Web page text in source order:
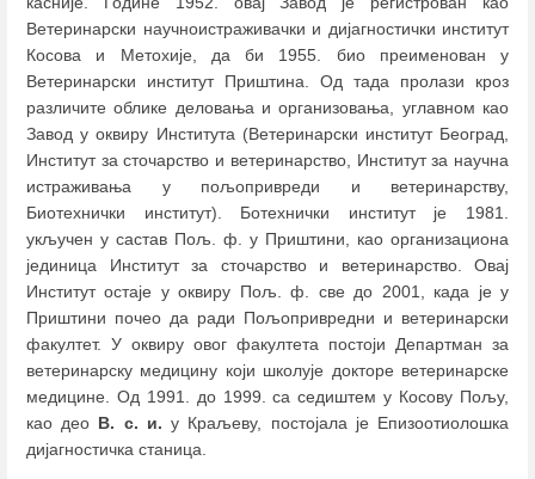
Ветеринарски научноистраживачки и дијагностички институт
Косова и Метохије, да би 1955. био преименован у
Ветеринарски институт Приштина. Од тада пролази кроз
различите облике деловања и организовања, углавном као
Завод у оквиру Института (Ветеринарски институт Београд,
Институт за сточарство и ветеринарство, Институт за научна
истраживања у пољопривреди и ветеринарству,
Биотехнички институт). Ботехнички институт је 1981.
укључен у састав Пољ. ф. у Приштини, као организациона
јединица Институт за сточарство и ветеринарство. Овај
Институт остаје у оквиру Пољ. ф. све до 2001, када је у
Приштини почео да ради Пољопривредни и ветеринарски
факултет. У оквиру овог факултета постоји Департман за
ветеринарску медицину који школује докторе ветеринарске
медицине. Од 1991. до 1999. са седиштем у Косову Пољу,
као део В. с. и. у Краљеву, постојала је Епизоотиолошка
дијагностичка станица.